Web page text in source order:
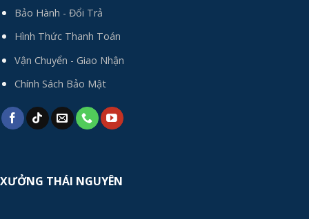
Bảo Hành - Đổi Trả
Hình Thức Thanh Toán
Vận Chuyển - Giao Nhận
Chính Sách Bảo Mật
XƯỞNG THÁI NGUYÊN